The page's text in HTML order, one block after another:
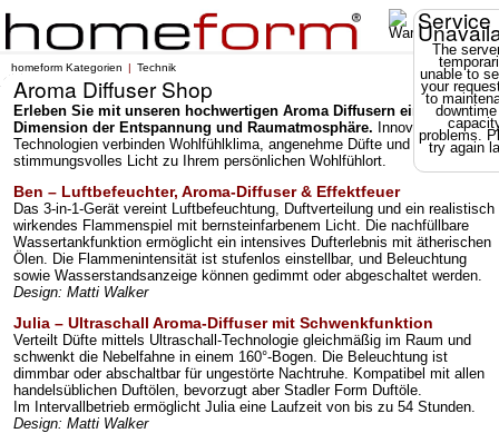
Service
The
unable to
your
to
problems.
try again
homeform Kategorien Technik
Aroma Diffuser Shop
Erleben Sie mit unseren hochwertigen Aroma Diffusern eine neue
Dimension der Entspannung und Raumatmosphäre. Innovative
Technologien verbinden Wohlfühlklima, angenehme Düfte und
stimmungsvolles Licht zu Ihrem persönlichen Wohlfühlort.
Ben – Luftbefeuchter, Aroma-Diffuser & Effektfeuer
Das 3-in-1-Gerät vereint Luftbefeuchtung, Duftverteilung und ein realistisch
wirkendes Flammenspiel mit bernsteinfarbenem Licht. Die nachfüllbare
Wassertankfunktion ermöglicht ein intensives Dufterlebnis mit ätherischen
Ölen. Die Flammenintensität ist stufenlos einstellbar, und Beleuchtung
sowie Wasserstandsanzeige können gedimmt oder abgeschaltet werden.
Design: Matti Walker
Julia – Ultraschall Aroma-Diffuser mit Schwenkfunktion
Verteilt Düfte mittels Ultraschall-Technologie gleichmäßig im Raum und
schwenkt die Nebelfahne in einem 160°-Bogen. Die Beleuchtung ist
dimmbar oder abschaltbar für ungestörte Nachtruhe. Kompatibel mit allen
handelsüblichen Duftölen, bevorzugt aber Stadler Form Duftöle.
Im Intervallbetrieb ermöglicht Julia eine Laufzeit von bis zu 54 Stunden.
Design: Matti Walker